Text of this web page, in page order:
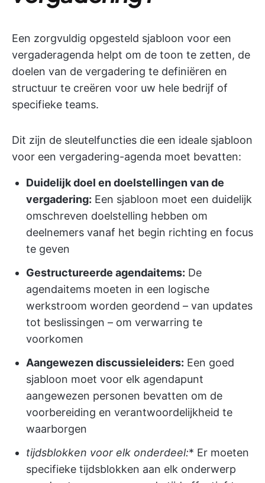
Een zorgvuldig opgesteld sjabloon voor een
vergaderagenda helpt om de toon te zetten, de
doelen van de vergadering te definiëren en
structuur te creëren voor uw hele bedrijf of
specifieke teams.
Dit zijn de sleutelfuncties die een ideale sjabloon
voor een vergadering-agenda moet bevatten:
Duidelijk doel en doelstellingen van de
vergadering: Een sjabloon moet een duidelijk
omschreven doelstelling hebben om
deelnemers vanaf het begin richting en focus
te geven
Gestructureerde agendaitems: De
agendaitems moeten in een logische
werkstroom worden geordend – van updates
tot beslissingen – om verwarring te
voorkomen
Aangewezen discussieleiders: Een goed
sjabloon moet voor elk agendapunt
aangewezen personen bevatten om de
voorbereiding en verantwoordelijkheid te
waarborgen
tijdsblokken voor elk onderdeel:* Er moeten
specifieke tijdsblokken aan elk onderwerp